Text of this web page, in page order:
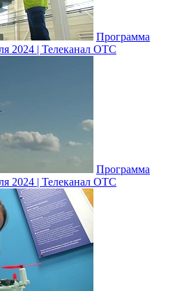
Программа
2024 | Телеканал ОТС
Программа
2024 | Телеканал ОТС